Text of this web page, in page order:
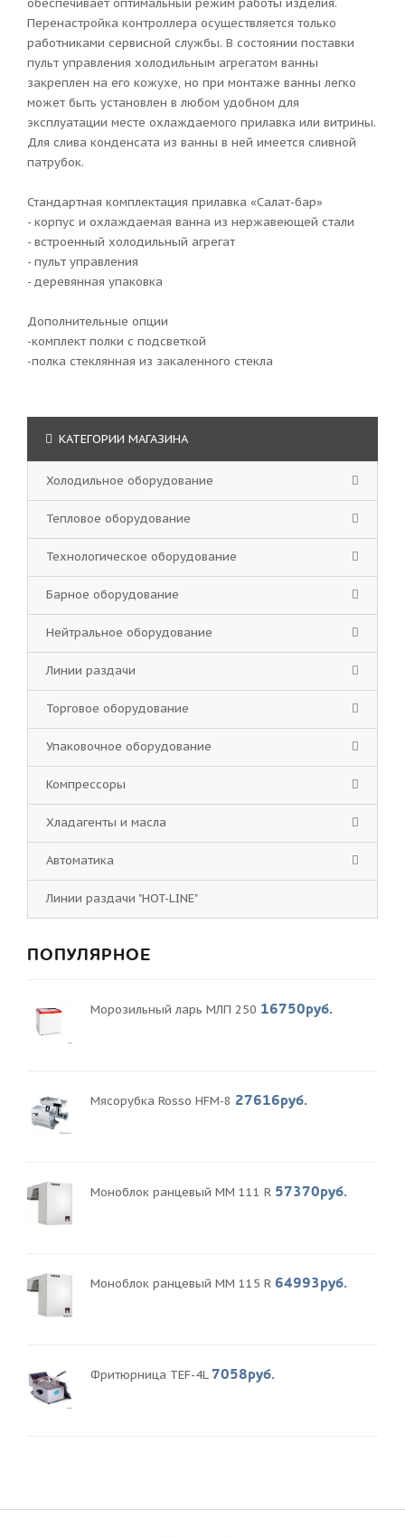
обеспечивает оптимальный режим работы изделия.
Перенастройка контроллера осуществляется только
работниками сервисной службы. В состоянии поставки
пульт управления холодильным агрегатом ванны
закреплен на его кожухе, но при монтаже ванны легко
может быть установлен в любом удобном для
эксплуатации месте охлаждаемого прилавка или витрины.
Для слива конденсата из ванны в ней имеется сливной
патрубок.
Стандартная комплектация прилавка «Салат-бар»
- корпус и охлаждаемая ванна из нержавеющей стали
- встроенный холодильный агрегат
- пульт управления
- деревянная упаковка
Дополнительные опции
-комплект полки с подсветкой
-полка стеклянная из закаленного стекла
КАТЕГОРИИ МАГАЗИНА
Холодильное оборудование
Тепловое оборудование
Технологическое оборудование
Барное оборудование
Нейтральное оборудование
Линии раздачи
Торговое оборудование
Упаковочное оборудование
Компрессоры
Хладагенты и масла
Автоматика
Линии раздачи "HOT-LINE"
ПОПУЛЯРНОЕ
Морозильный ларь МЛП 250 16750руб.
Мясорубка Rosso HFM-8 27616руб.
Моноблок ранцевый MM 111 R 57370руб.
Моноблок ранцевый MM 115 R 64993руб.
Фритюрница TEF-4L 7058руб.